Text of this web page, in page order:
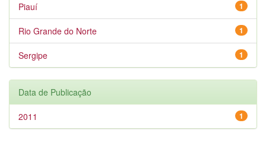
1
Piauí
1
Rio Grande do Norte
1
Sergipe
Data de Publicação
1
2011